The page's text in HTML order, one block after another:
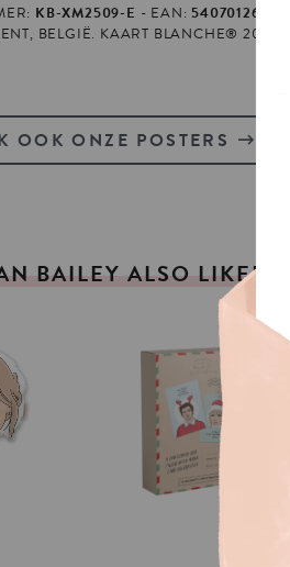
KB-XM2509-E EAN:
BELGIË. KAART BLANCHE® 2026
OOK ONZE POSTERS
BAILEY ALSO LIKED